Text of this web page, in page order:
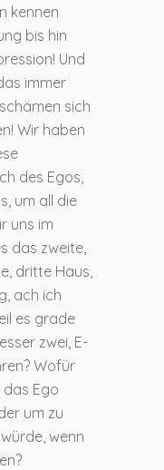
kennen
bis hin
Und
immer
sich
Wir haben
des Egos,
um all die
uns im
das zweite,
dritte Haus,
ach ich
es grade
zwei, E-
Wofür
das Ego
um zu
wenn